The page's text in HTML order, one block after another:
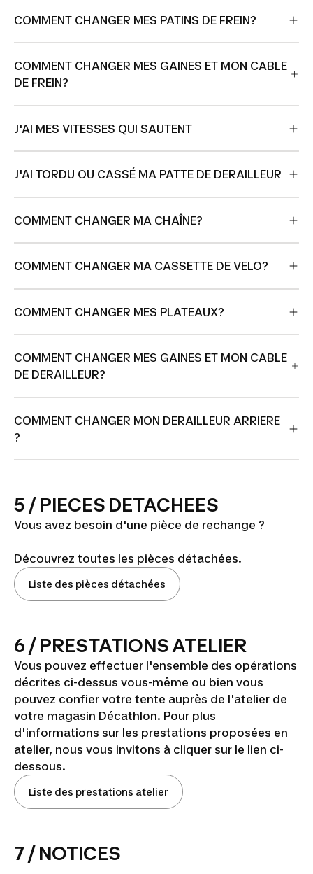
COMMENT CHANGER MES PATINS DE FREIN?
COMMENT CHANGER MES GAINES ET MON CABLE
DE FREIN?
J'AI MES VITESSES QUI SAUTENT
J'AI TORDU OU CASSÉ MA PATTE DE DERAILLEUR
COMMENT CHANGER MA CHAÎNE?
COMMENT CHANGER MA CASSETTE DE VELO?
COMMENT CHANGER MES PLATEAUX?
COMMENT CHANGER MES GAINES ET MON CABLE
DE DERAILLEUR?
COMMENT CHANGER MON DERAILLEUR ARRIERE
?
5 / PIECES DETACHEES
Vous avez besoin d'une pièce de rechange ?
Découvrez toutes les pièces détachées.
Liste des pièces détachées
6 / PRESTATIONS ATELIER
Vous pouvez effectuer l'ensemble des opérations
décrites ci-dessus vous-même ou bien vous
pouvez confier votre tente auprès de l'atelier de
votre magasin Décathlon. Pour plus
d'informations sur les prestations proposées en
atelier, nous vous invitons à cliquer sur le lien ci-
dessous.
Liste des prestations atelier
7 / NOTICES